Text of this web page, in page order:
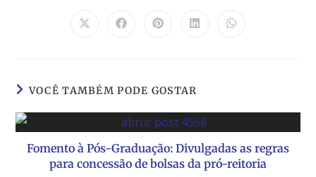
VOCÊ TAMBÉM PODE GOSTAR
Fomento à Pós-Graduação: Divulgadas as regras
para concessão de bolsas da pró-reitoria